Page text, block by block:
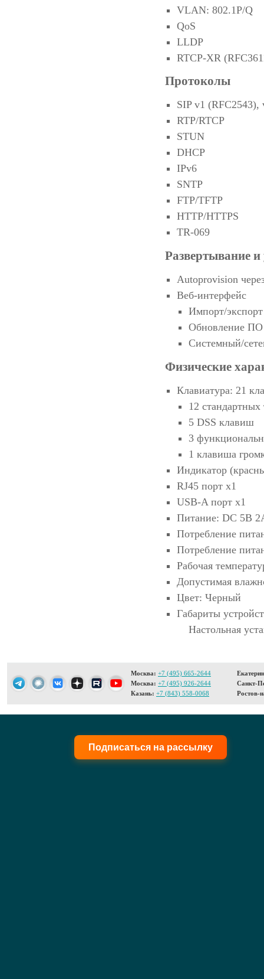
VLAN: 802.1P/Q
QoS
LLDP
RTCP-XR
Протоколы
SIP v1 (RFC2543),
RTP/RTCP
STUN
DHCP
IPv6
SNTP
FTP/TFTP
HTTP/HTTPS
TR-069
Развертывание и
Autoprovision
Веб-интерфейс
Импорт/
Обновление ПО
Системный/
Физические
Клавиатура: 21
12
5 DSS клавиш
3
1 клавиша
Индикатор
RJ45 порт x1
USB-A порт x1
Питание: DC 5В
Потребление
Потребление
Рабочая
Допустимая
Цвет: Черный
Габариты
Настольная
Москва: +7 (495) 665-2644
Москва: +7 (495) 926-2644
Казань: +7 (843) 558-0068
Санкт-
Ростов-
Подписаться на рассылку